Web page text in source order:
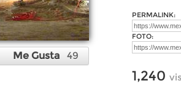
Me Gusta 49
PERMALINK:
FOTO:
1,240